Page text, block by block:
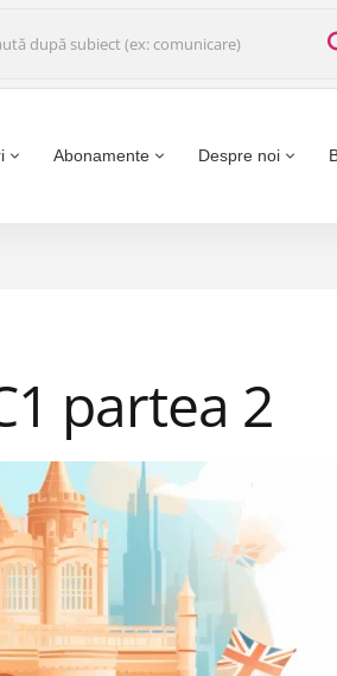
Abonamente Despre noi
partea 2